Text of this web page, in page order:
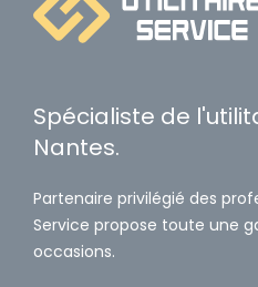
Spécialiste de
Nantes.
Partenaire privilégié des
Service propose toute une
occasions.